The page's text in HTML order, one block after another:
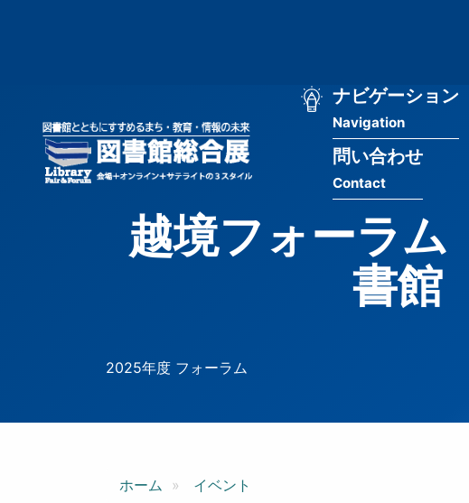
ー
ザ
メ
ビ
ン
ナビゲーション
Navigation
問い合わせ
Contact
越境フォーラム
書館
2025年度 フォーラム
ホーム イベント